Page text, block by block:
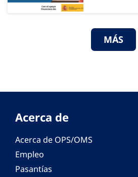
MÁS
Acerca de
Acerca de OPS/OMS
Empleo
Pasantías